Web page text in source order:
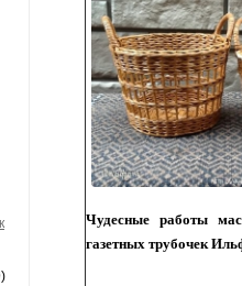
Чудесные работы
газетных трубочек